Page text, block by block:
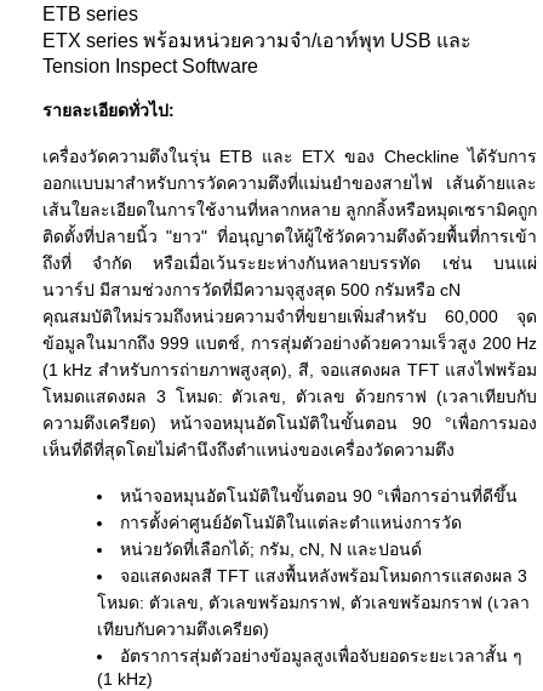
ETB series
ETX series พร้อมหน่วยความจำ/เอาท์พุท USB และ
Tension Inspect Software
รายละเอียดทั่วไป:
เครื่องวัดความตึงในรุ่น ETB และ ETX ของ Checkline ได้รับการ
ออกแบบมาสำหรับการวัดความตึงที่แม่นยำของสายไฟ เส้นด้ายและ
เส้นใยละเอียดในการใช้งานที่หลากหลาย ลูกกลิ้งหรือหมุดเซรามิคถูก
ติดตั้งที่ปลายนิ้ว "ยาว" ที่อนุญาตให้ผู้ใช้วัดความตึงด้วยพื้นที่การเข้า
ถึงที่ จำกัด หรือเมื่อเว้นระยะห่างกันหลายบรรทัด เช่น บนแผ่
นวาร์ป มีสามช่วงการวัดที่มีความจุสูงสุด 500 กรัมหรือ cN
คุณสมบัติใหม่รวมถึงหน่วยความจำที่ขยายเพิ่มสำหรับ 60,000 จุด
ข้อมูลในมากถึง 999 แบตช์, การสุ่มตัวอย่างด้วยความเร็วสูง 200 Hz
(1 kHz สำหรับการถ่ายภาพสูงสุด), สี, จอแสดงผล TFT แสงไฟพร้อม
โหมดแสดงผล 3 โหมด: ตัวเลข, ตัวเลข ด้วยกราฟ (เวลาเทียบกับ
ความตึงเครียด) หน้าจอหมุนอัตโนมัติในขั้นตอน 90 °เพื่อการมอง
เห็นที่ดีที่สุดโดยไม่คำนึงถึงตำแหน่งของเครื่องวัดความตึง
หน้าจอหมุนอัตโนมัติในขั้นตอน 90 °เพื่อการอ่านที่ดีขึ้น
การตั้งค่าศูนย์อัตโนมัติในแต่ละตำแหน่งการวัด
หน่วยวัดที่เลือกได้; กรัม, cN, N และปอนด์
จอแสดงผลสี TFT แสงพื้นหลังพร้อมโหมดการแสดงผล 3
โหมด: ตัวเลข, ตัวเลขพร้อมกราฟ, ตัวเลขพร้อมกราฟ (เวลา
เทียบกับความตึงเครียด)
อัตราการสุ่มตัวอย่างข้อมูลสูงเพื่อจับยอดระยะเวลาสั้น ๆ
(1 kHz)